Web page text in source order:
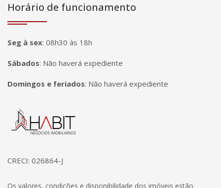
Horário de funcionamento
Seg à sex: 08h30 às 18h
Sábados: Não haverá expediente
Domingos e feriados: Não haverá expediente
Página inicial
CRECI: 026864-J
Os valores, condições e disponibilidade dos imóveis estão